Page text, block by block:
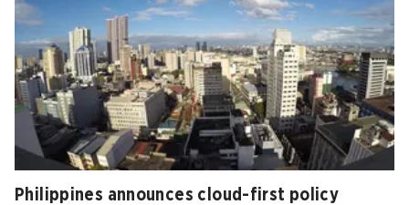
Philippines announces cloud-first policy